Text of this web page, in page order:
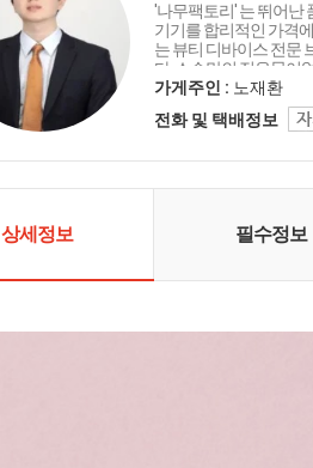
'나무팩토리' 는 뛰어난
기기를 합리적인 가격
는 뷰티 디바이스 전문
다. 소수만의 전유물이
기를 좀 더 많은 분들이
실 수 있도록 돕겠습니
가게주인 : 노재환
전화 및 택배정보
상세정보 필수정보